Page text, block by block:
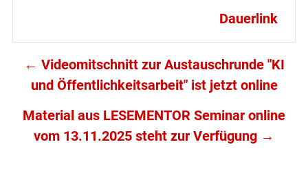
Dauerlink
← Videomitschnitt zur Austauschrunde "KI
und Öffentlichkeitsarbeit" ist jetzt online
Material aus LESEMENTOR Seminar online
vom 13.11.2025 steht zur Verfügung →